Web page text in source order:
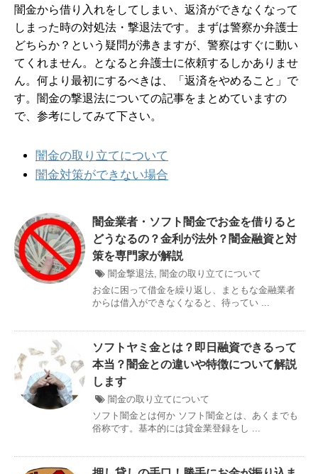
闇金から借り入れをしてしまい、返済ができなくなって
しまった時の対処法・撃退法です。まずは警察か弁護士
どちらか？という疑問が沸きますが、警察はすぐに動い
てくれません。となると弁護士に依頼するしかありませ
ん。何より最初にするべきは、「返済をやめること」で
す。闇金の撃退法についての記事をまとめていますの
で、参考にしてみて下さい。
闇金の取り立てについて
闇金対策ができない場合
闇金業者・ソフト闇金でお金を借りると
どうなるの？金利が法外？闇金融資と対
策を専門家が解説
闇金撃退法, 闇金の取り立てについて
お金に困って借金を繰り返し、まともな金融業者
からは借入ができなくなると、待ってい ...
ソフトヤミ金とは？即日融資できるって
本当？闇金との違いや特徴について解説
します
闇金の取り立てについて
ソフト闇金とは何か ソフト闇金とは、あくまでも
俗称です。基本的には貸金業登録をし ...